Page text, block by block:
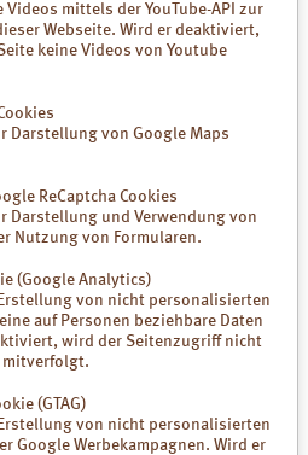
mittels der YouTube-API zur
Webseite. Wird er deaktiviert,
keine Videos von Youtube
Darstellung von Google Maps
ReCaptcha Cookies
Darstellung und Verwendung von
Nutzung von Formularen.
(Google Analytics)
von nicht personalisierten
auf Personen beziehbare Daten
wird der Seitenzugriff nicht
mitverfolgt.
(GTAG)
von nicht personalisierten
Google Werbekampagnen. Wird er